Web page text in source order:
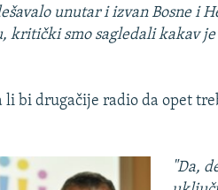
unutar i izvan Bosne i
kritički smo sagledali kakav
li bi drugačije radio da opet
"Da,